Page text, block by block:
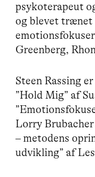
psykoterapeut
og blevet trænet
Greenberg,
Steen Rassing
”Hold Mig” af
Lorry
– metodens
udvikling” af